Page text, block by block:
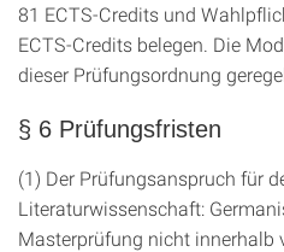
81 ECTS-Credits und
ECTS-Credits belegen. Die
dieser Prüfungsordnung
§ 6 Prüfungsfristen
(1) Der Prüfungsanspruch für
Literaturwissenschaft:
Masterprüfung nicht innerhalb